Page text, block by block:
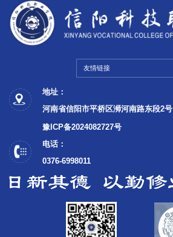
友情链接
地址：
河南省信阳市平桥区浉河南路东段2号
豫ICP备2024082727号
电话：
0376-6998011